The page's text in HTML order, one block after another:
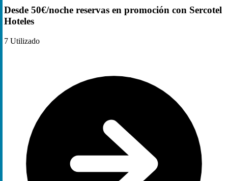
Desde 50€/noche reservas en promoción con Sercotel
Hoteles
7 Utilizado